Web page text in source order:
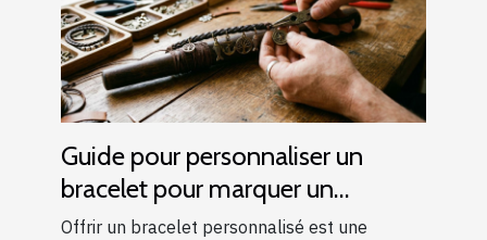
Guide pour personnaliser un
bracelet pour marquer un
événement spécial
Offrir un bracelet personnalisé est une